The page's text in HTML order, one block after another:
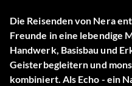
Die Reisenden von Nera
Freunde in eine lebendige
Handwerk, Basisbau und
Geisterbegleitern und
kombiniert. Als Echo - ein